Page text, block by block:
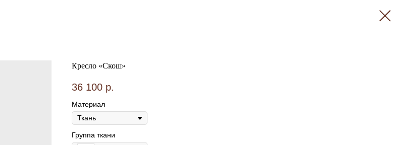
Кресло «Скош»
36 100 р.
Материал
Группа ткани